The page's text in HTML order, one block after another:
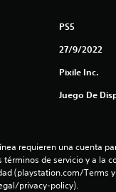
PS5
27/9/2022
Pixile Inc.
Juego De
requieren una cuenta
términos de servicio y a la
(playstation.com/Terms y
privacy-policy).